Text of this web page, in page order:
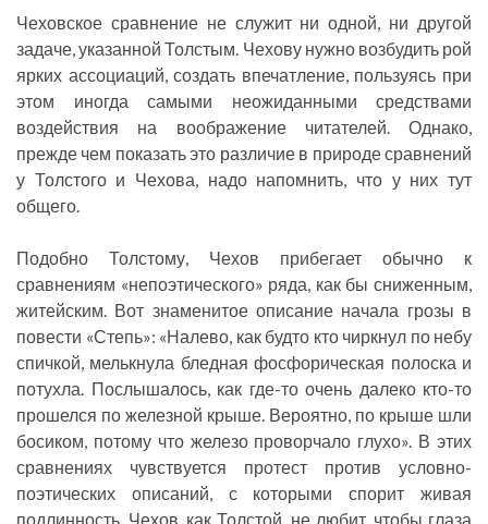
Чеховское сравнение не служит ни одной, ни другой
задаче, указанной Толстым. Чехову нужно возбудить рой
ярких ассоциаций, создать впечатление, пользуясь при
этом иногда самыми неожиданными средствами
воздействия на воображение читателей. Однако,
прежде чем показать это различие в природе сравнений
у Толстого и Чехова, надо напомнить, что у них тут
общего.
Подобно Толстому, Чехов прибегает обычно к
сравнениям «непоэтического» ряда, как бы сниженным,
житейским. Вот знаменитое описание начала грозы в
повести «Степь»: «Налево, как будто кто чиркнул по небу
спичкой, мелькнула бледная фосфорическая полоска и
потухла. Послышалось, как где-то очень далеко кто-то
прошелся по железной крыше. Вероятно, по крыше шли
босиком, потому что железо проворчало глухо». В этих
сравнениях чувствуется протест против условно-
поэтических описаний, с которыми спорит живая
подлинность. Чехов, как Толстой, не любит, чтобы глаза